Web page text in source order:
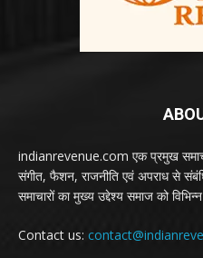
indianrevenue.com एक प्रमुख
संगीत, फैशन, राजनीति एवं अपराध से
समाचारों का मुख्य उद्देश्य समाज को
Contact us: